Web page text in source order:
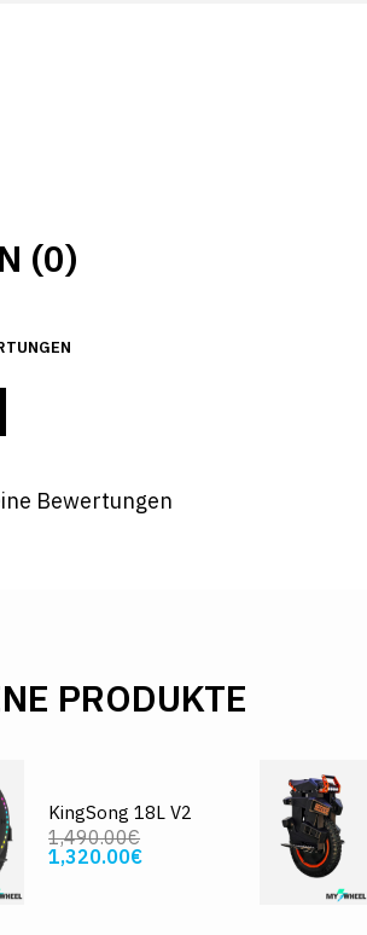
(0)
Bewertungen
PRODUKTE
KingSong 18L V2
1,490.00€
1,320.00€